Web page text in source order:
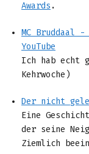
Awards .
MC Bruddaal -
YouTube
Ich hab echt
Kehrwoche)
Der nicht
Eine
der seine
Ziemlich